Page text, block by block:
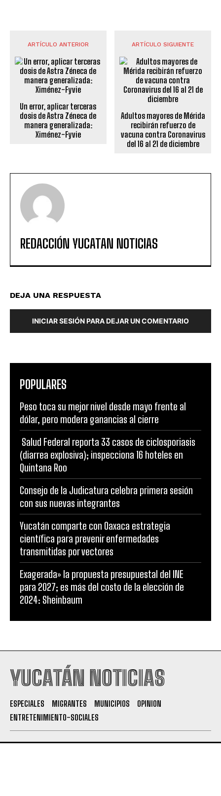
ARTÍCULO ANTERIOR
Un error, aplicar terceras
dosis de Astra Zéneca de
manera generalizada:
Ximénez-Fyvie
ARTÍCULO SIGUIENTE
Adultos mayores de Mérida
recibirán refuerzo de
vacuna contra Coronavirus
del 16 al 21 de diciembre
REDACCIÓN YUCATAN NOTICIAS
DEJA UNA RESPUESTA
INICIAR SESIÓN PARA DEJAR UN COMENTARIO
POPULARES
Peso toca su mejor nivel desde mayo frente al
dólar, pero modera ganancias al cierre
Salud Federal reporta 33 casos de ciclosporiasis
(diarrea explosiva); inspecciona 16 hoteles en
Quintana Roo
Consejo de la Judicatura celebra primera sesión
con sus nuevas integrantes
Yucatán comparte con Oaxaca estrategia
científica para prevenir enfermedades
transmitidas por vectores
Exagerada» la propuesta presupuestal del INE
para 2027; es más del costo de la elección de
2024: Sheinbaum
YUCATÁN NOTICIAS
ESPECIALES MIGRANTES MUNICIPIOS
OPINION
ENTRETENIMIENTO-SOCIALES